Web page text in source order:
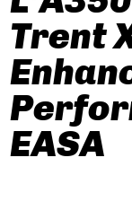
Trent
EASA